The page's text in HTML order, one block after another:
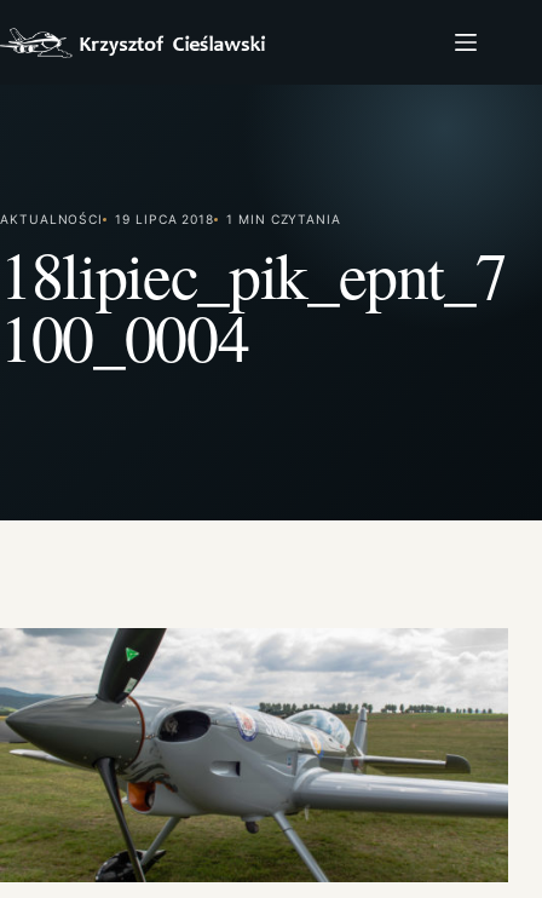
do
treści
AKTUALNOŚCI 19 LIPCA 2018 1 MIN CZYTANIA
18lipiec_pik_epnt_7
100_0004